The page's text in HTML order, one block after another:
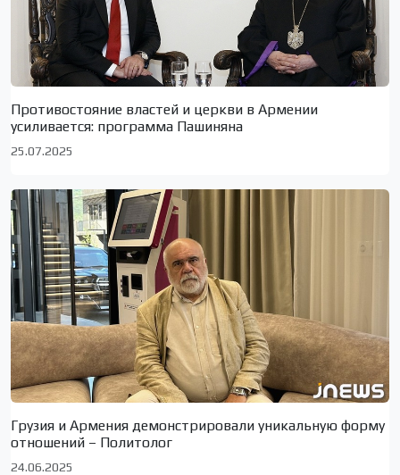
Противостояние властей и церкви в Армении
усиливается: программа Пашиняна
25.07.2025
Грузия и Армения демонстрировали уникальную форму
отношений – Политолог
24.06.2025